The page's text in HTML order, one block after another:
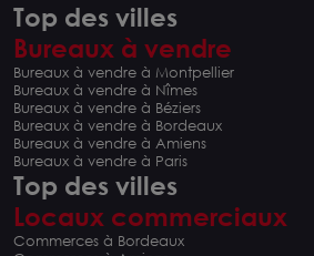
Top des villes
Bureaux à vendre
Bureaux à vendre à Montpellier
Bureaux à vendre à Nîmes
Bureaux à vendre à Béziers
Bureaux à vendre à Bordeaux
Bureaux à vendre à Amiens
Bureaux à vendre à Paris
Top des villes
Locaux commerciaux
Commerces à Bordeaux